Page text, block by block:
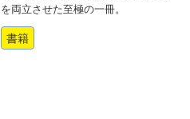
を両立させた至極の一冊。
書籍